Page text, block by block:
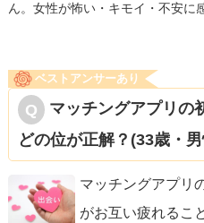
ん。女性が怖い・キモイ・不安に
ベストアンサーあり
マッチングアプリの
どの位が正解？(33歳・男
マッチングアプリ
がお互い疲れるこ